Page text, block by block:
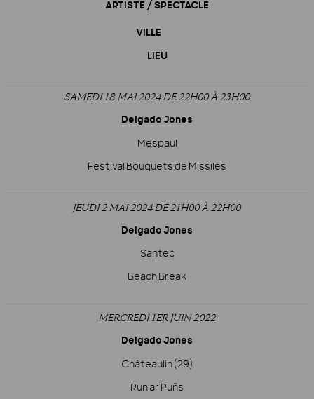
ARTISTE / SPECTACLE
VILLE
LIEU
SAMEDI 18 MAI 2024 DE 22H00À 23H00
Delgado Jones
Mespaul
Festival Bouquets de Missiles
JEUDI 2 MAI 2024 DE 21H00À 22H00
Delgado Jones
Santec
Beach Break
MERCREDI 1ER JUIN 2022
Delgado Jones
Châteaulin (29)
Run ar Puñs